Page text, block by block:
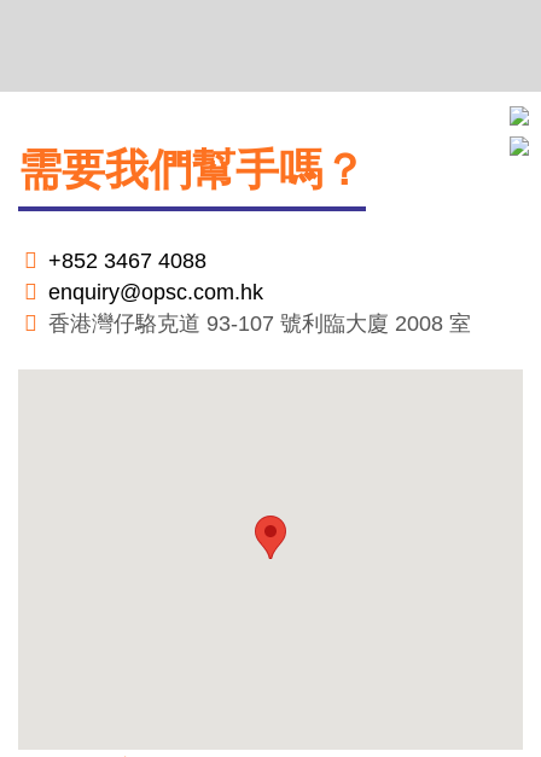
需要我們幫手嗎？
+852 3467 4088
enquiry@opsc.com.hk
香港灣仔駱克道 93-107 號利臨大廈 2008 室